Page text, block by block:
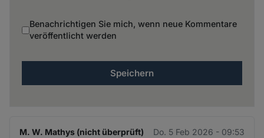
Benachrichtigen Sie mich, wenn neue Kommentare
veröffentlicht werden
M. W. Mathys (nicht überprüft) Do. 5 Feb 2026 - 09:53